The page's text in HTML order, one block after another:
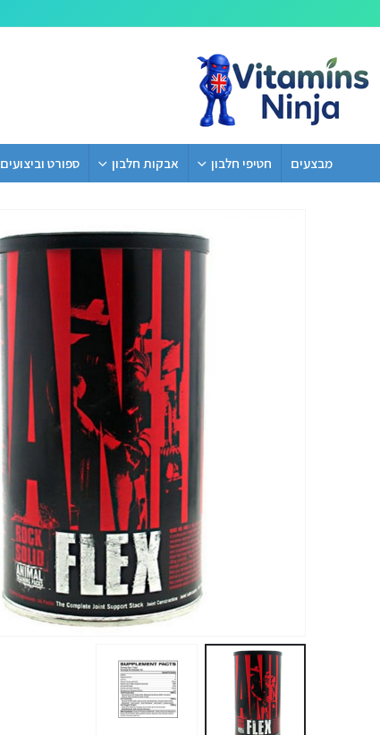
מבצעים חטיפי חלבון אבקות חלבון ספורט וביצועים